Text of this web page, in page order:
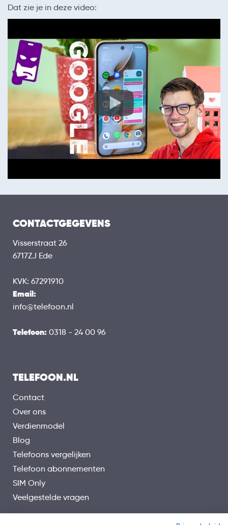
Dat zie je in deze video:
CONTACTGEGEVENS
Visserstraat 26
6717ZJ Ede
KVK: 67291910
Email:
info@telefoon.nl
Telefoon: 0318 - 24 00 96
TELEFOON.NL
Contact
Over ons
Verdienmodel
Blog
Telefoons vergelijken
Telefoon abonnementen
SIM Only
Veelgestelde vragen